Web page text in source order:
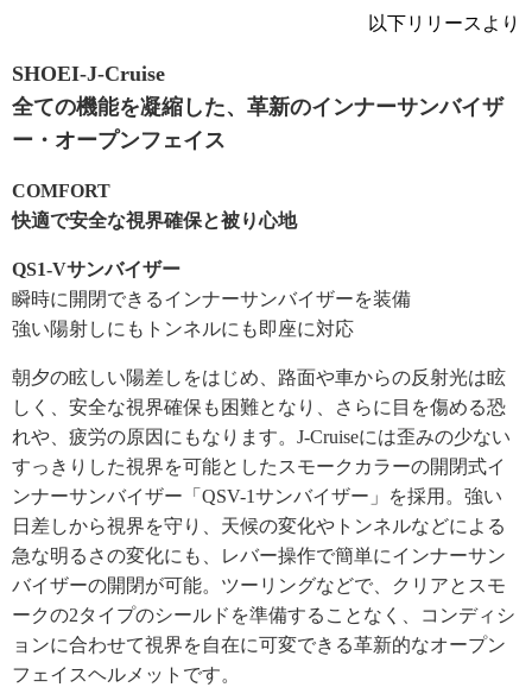
以下リリースより
SHOEI-J-Cruise
全ての機能を凝縮した、革新のインナーサンバイザ
ー・オープンフェイス
COMFORT
快適で安全な視界確保と被り心地
QS1-Vサンバイザー
瞬時に開閉できるインナーサンバイザーを装備
強い陽射しにもトンネルにも即座に対応
朝夕の眩しい陽差しをはじめ、路面や車からの反射光は眩
しく、安全な視界確保も困難となり、さらに目を傷める恐
れや、疲労の原因にもなります。J-Cruiseには歪みの少ない
すっきりした視界を可能としたスモークカラーの開閉式イ
ンナーサンバイザー「QSV-1サンバイザー」を採用。強い
日差しから視界を守り、天候の変化やトンネルなどによる
急な明るさの変化にも、レバー操作で簡単にインナーサン
バイザーの開閉が可能。ツーリングなどで、クリアとスモ
ークの2タイプのシールドを準備することなく、コンディシ
ョンに合わせて視界を自在に可変できる革新的なオープン
フェイスヘルメットです。